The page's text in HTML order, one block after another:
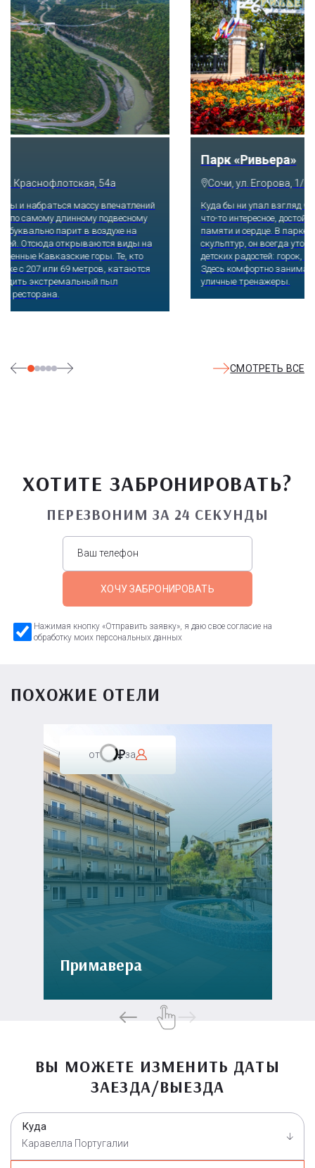
Сочи, с. Казачий брод, ул. Краснофлотская, 54а
Побороться со страхом высоты и набраться массу впечатлений
получится, если отправиться по самому длинному подвесному
пешеходному мосту, который буквально парит в воздухе на
высоте 218 метров над землей. Отсюда открываются виды на
Ахштырское ущелье и заснеженные Кавказские горы. Те, кто
посмелее, прыгают на резинке с 207 или 69 метров, катаются
на скоростном троллее. Остудить экстремальный пыл
помогает уютная атмосфера ресторана.
СМОТРЕТЬ ВСЕ
ХОТИТЕ ЗАБРОНИРОВАТЬ?
ПЕРЕЗВОНИМ ЗА 24 СЕКУНДЫ
ХОЧУ ЗАБРОНИРОВАТЬ
Нажимая кнопку «Отправить заявку», я даю свое согласие на
обработку моих персональных данных
ПОХОЖИЕ ОТЕЛИ
от за
Примавера
ВЫ МОЖЕТЕ ИЗМЕНИТЬ ДАТЫ
ЗАЕЗДА/ВЫЕЗДА
Куда
Каравелла Португалии